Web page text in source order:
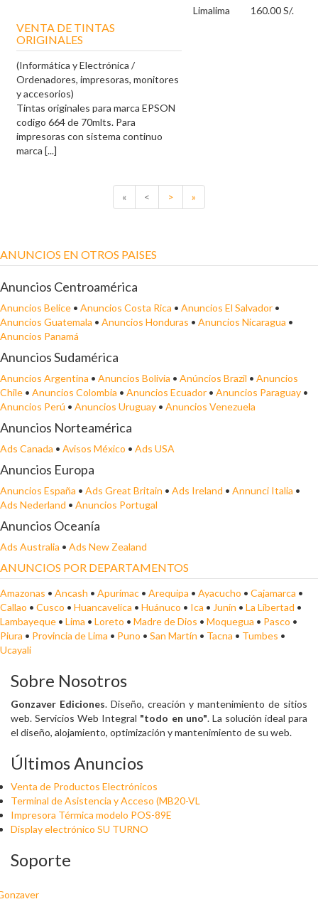
VENTA DE TINTAS
ORIGINALES
(Informática y Electrónica /
Ordenadores, impresoras, monitores
y accesorios)
Tintas originales para marca EPSON
codigo 664 de 70mlts. Para
impresoras con sistema continuo
marca [...]
Limalima 160.00 S/.
« < > »
ANUNCIOS EN OTROS PAISES
Anuncios Centroamérica
Anuncios Belice • Anuncios Costa Rica • Anuncios El Salvador •
Anuncios Guatemala • Anuncios Honduras • Anuncios Nicaragua •
Anuncios Panamá
Anuncios Sudamérica
Anuncios Argentina • Anuncios Bolivia • Anúncios Brazil • Anuncios
Chile • Anuncios Colombia • Anuncios Ecuador • Anuncios Paraguay •
Anuncios Perú • Anuncios Uruguay • Anuncios Venezuela
Anuncios Norteamérica
Ads Canada • Avisos México • Ads USA
Anuncios Europa
Anuncios España • Ads Great Britain • Ads Ireland • Annunci Italia •
Ads Nederland • Anuncios Portugal
Anuncios Oceanía
Ads Australia • Ads New Zealand
ANUNCIOS POR DEPARTAMENTOS
Amazonas • Ancash • Apurímac • Arequipa • Ayacucho • Cajamarca •
Callao • Cusco • Huancavelica • Huánuco • Ica • Junín • La Libertad •
Lambayeque • Lima • Loreto • Madre de Dios • Moquegua • Pasco •
Piura • Provincia de Lima • Puno • San Martín • Tacna • Tumbes •
Ucayali
Sobre Nosotros
Gonzaver Ediciones. Diseño, creación y mantenimiento de sitios
web. Servicios Web Integral "todo en uno". La solución ideal para
el diseño, alojamiento, optimización y mantenimiento de su web.
Últimos Anuncios
Venta de Productos Electrónicos
Terminal de Asistencia y Acceso (MB20-VL
Impresora Térmica modelo POS-89E
Display electrónico SU TURNO
Soporte